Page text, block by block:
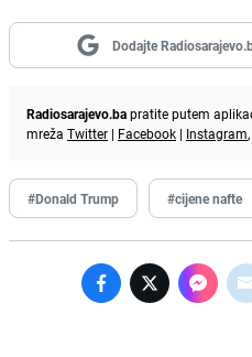
Dodajte
Radiosarajevo.bapratite putem
mreža Twitter | Facebook | Instagram
#Donald Trump #cijene nafte